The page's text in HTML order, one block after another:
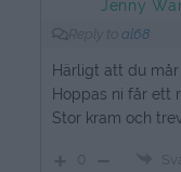
Jenny
al68
Härligt att du
Hoppas ni får ett
Stor kram och
0